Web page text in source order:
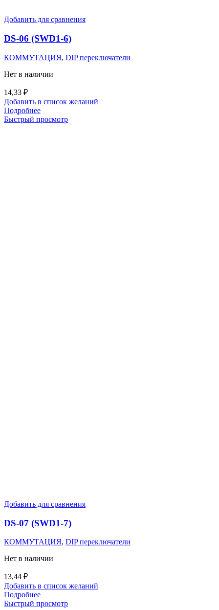
Добавить для сравнения
DS-06 (SWD1-6)
КОММУТАЦИЯ, DIP переключатели
Нет в наличии
14,33 ₽
Добавить в список желаний
Подробнее
Быстрый просмотр
Добавить для сравнения
DS-07 (SWD1-7)
КОММУТАЦИЯ, DIP переключатели
Нет в наличии
13,44 ₽
Добавить в список желаний
Подробнее
Быстрый просмотр